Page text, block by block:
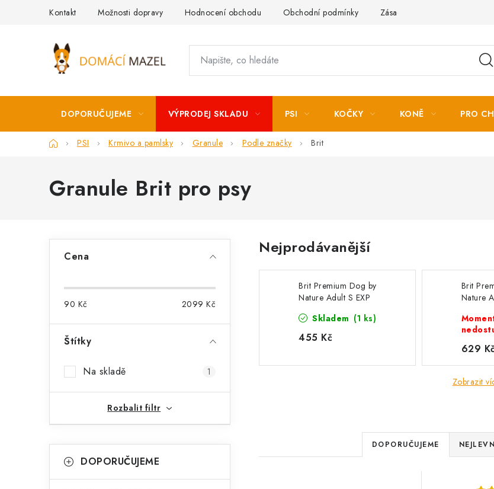
Kontakt Možnosti dopravy Hodnocení obchodu Obchodní podmínky Zásady zpracování osobních
DOPORUČUJEME VÝPRODEJ SKLADU PSI KOČKY KONĚ PRO
DomůPSI Krmivo a pamlsky Granule Podle značky Brit
Granule Brit pro psy
t
n
í
p
a
Cena
90 Kč 2099 Kč
Štítky
Na skladě 1
Rozbalit filtr
kategorie
a
DOPORUČUJEME
Nejprodávanější
Brit Premium Dog by
Nature Adult S EXP
Skladem (1 ks)
455 Kč
Brit
Nature
629 Kč
Zobrazit
Ř
a
DOPORUČUJEME